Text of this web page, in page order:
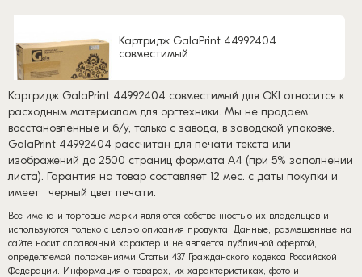
Картридж GalaPrint 44992404
совместимый
Картридж GalaPrint 44992404 совместимый для OKI относится к
расходным материалам для оргтехники. Мы не продаем
восстановленные и б/у, только с завода, в заводской упаковке.
GalaPrint 44992404 рассчитан для печати текста или
изображений до 2500 страниц формата А4 (при 5% заполнении
листа). Гарантия на товар составляет 12 мес. с даты покупки и
имеет
черный цвет печати.
Все имена и торговые марки являются собственностью их владельцев и
используются только с целью описания продукта. Данные, размещенные на
сайте носит справочный характер и не является публичной офертой,
определяемой положениями Статьи 437 Гражданского кодекса Российской
Федерации. Информация о товарах, их характеристиках, фото и